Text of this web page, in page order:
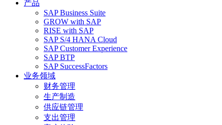
产品
SAP Business Suite
GROW with SAP
RISE with SAP
SAP S/4 HANA Cloud
SAP Customer Experience
SAP BTP
SAP SuccessFactors
业务领域
财务管理
生产制造
供应链管理
支出管理